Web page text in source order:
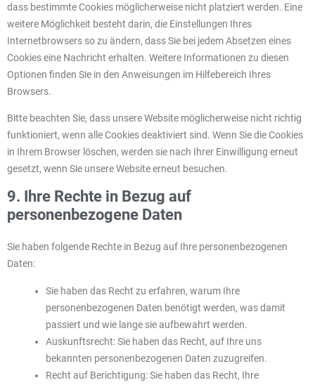
dass bestimmte Cookies möglicherweise nicht platziert werden. Eine
weitere Möglichkeit besteht darin, die Einstellungen Ihres
Internetbrowsers so zu ändern, dass Sie bei jedem Absetzen eines
Cookies eine Nachricht erhalten. Weitere Informationen zu diesen
Optionen finden Sie in den Anweisungen im Hilfebereich Ihres
Browsers.
Bitte beachten Sie, dass unsere Website möglicherweise nicht richtig
funktioniert, wenn alle Cookies deaktiviert sind. Wenn Sie die Cookies
in Ihrem Browser löschen, werden sie nach Ihrer Einwilligung erneut
gesetzt, wenn Sie unsere Website erneut besuchen.
9. Ihre Rechte in Bezug auf
personenbezogene Daten
Sie haben folgende Rechte in Bezug auf Ihre personenbezogenen
Daten:
Sie haben das Recht zu erfahren, warum Ihre
personenbezogenen Daten benötigt werden, was damit
passiert und wie lange sie aufbewahrt werden.
Auskunftsrecht: Sie haben das Recht, auf Ihre uns
bekannten personenbezogenen Daten zuzugreifen.
Recht auf Berichtigung: Sie haben das Recht, Ihre